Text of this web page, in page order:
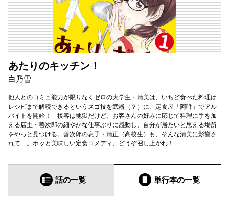
あたりのキッチン！
白乃雪
他人とのコミュ能力が限りなくゼロの大学生・清美は、いちど食べた料理は
レシピまで解読できるというスゴ技を武器（？）に、定食屋「阿吽」でアル
バイトを開始！ 接客は地獄だけど、お客さんの好みに応じて料理に手を加
える店主・善次郎の細やかな仕事ぶりに感動し、自分が居たいと思える場所
をやっと見つける。善次郎の息子・清正（高校生）も、そんな清美に影響さ
れて…。ホッと美味しい定食コメディ、どうぞ召し上がれ！
話の一覧 単行本の一覧